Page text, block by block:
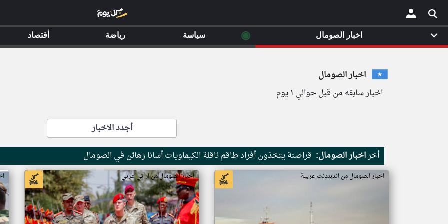
×
اخبار الصومال
اخبار سابقه من قبل حوالي ١ يوم
أجدد الاخبار
أخراخبار الصومال: قراصنة يتخذون أفراد طاقم ناقلة الكيماويات أسانا رهائن في الصومال
اخبار الصومال من اندبندنت عربية اخبار الصومال من ار تي عربي
اخبار الصومال ◉ سياسة رياضة أقتصاد